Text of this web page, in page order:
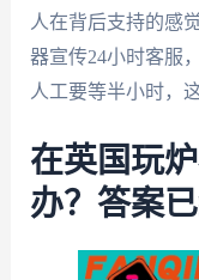
人在背后支持的感
器宣传24小时客服
人工要等半小时，
在英国玩
办？答案